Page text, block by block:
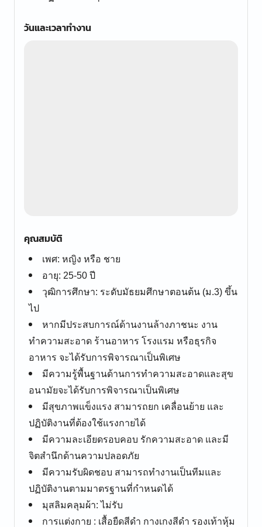
วันและเวลาทำงาน
คุณสมบัติ
เพศ: หญิง หรือ ชาย
อายุ: 25-50 ปี
​วุฒิการศึกษา: ระดับมัธยมศึกษาตอนต้น (ม.3) ขึ้น
ไป
หากมีประสบการณ์ด้านงานล้างภาชนะ งาน
ทำความสะอาด ร้านอาหาร โรงแรม หรือธุรกิจ
อาหาร จะได้รับการพิจารณาเป็นพิเศษ
​มีความรู้พื้นฐานด้านการทำความสะอาดและสุข
อนามัยจะได้รับการพิจารณาเป็นพิเศษ
​มีสุขภาพแข็งแรง สามารถยก เคลื่อนย้าย และ
ปฏิบัติงานที่ต้องใช้แรงกายได้
​มีความละเอียดรอบคอบ รักความสะอาด และมี
จิตสำนึกด้านความปลอดภัย
​มีความรับผิดชอบ สามารถทำงานเป็นทีมและ
ปฏิบัติงานตามมาตรฐานที่กำหนดได้
มุสลิมคลุมผ้า: ไม่รับ
การเเต่งกาย : เสื้อยืดสีดำ กางเกงสีดำ รองเท้าหุ้ม